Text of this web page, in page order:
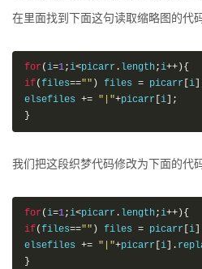
在里面找到下面这句读取缩略图的代码
for(i=1;i<picarr . length;i++){
if(files=="" ) files = picarr i
elsefiles += "|"+picarr i ];
}
我们把这段织梦代码修改为下面的代码
for(i=1;i<picarr . length;i++){
if(files=="" ) files = picarr i
elsefiles += "|"+picarr i ].
}